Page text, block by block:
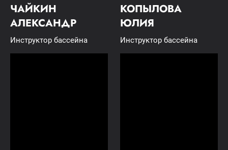
ЧАЙКИН
АЛЕКСАНДР
Инструктор бассейна
КОПЫЛОВА
ЮЛИЯ
Инструктор бассейна